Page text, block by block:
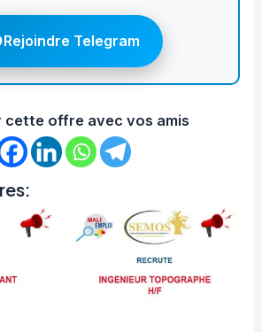
Rejoindre Telegram
cette offre avec vos amis